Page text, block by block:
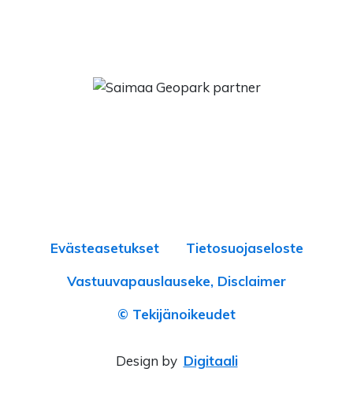
Evästeasetukset
Tietosuojaseloste
Vastuuvapauslauseke, Disclaimer
© Tekijänoikeudet
Design by Digitaali